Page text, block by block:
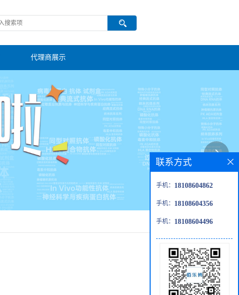
代理商展示
联系方式
手机： 18108604862
手机： 18108604356
手机： 18108604496